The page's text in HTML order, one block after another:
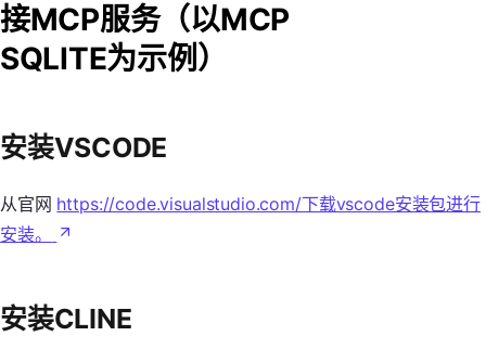
接MCP服务（以MCP
SQLITE为示例）
安装VSCODE
从官网 https://code.visualstudio.com/下载vscode安装包进行
安装。
安装CLINE